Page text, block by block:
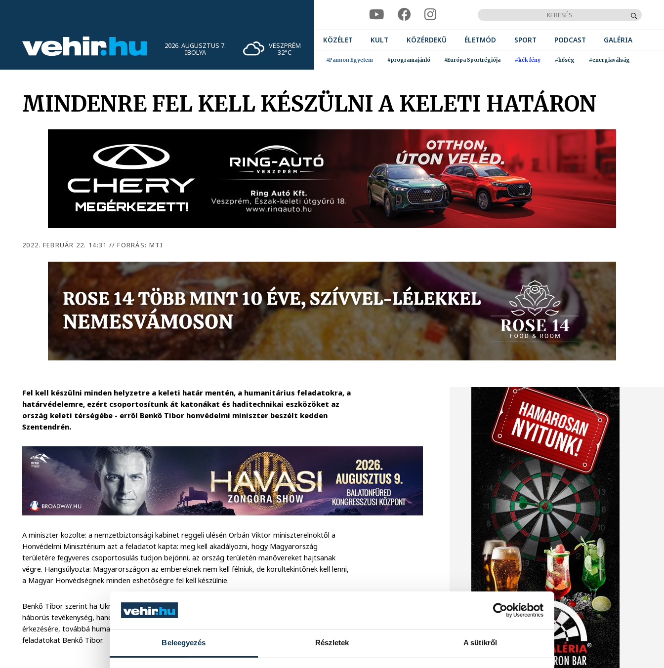
Beleegyezés Részletek A sütikről
2026. AUGUSZTUS 7.
IBOLYA
VESZPRÉM
32°C
KÖZÉLET KULT KÖZÉRDEKŰ ÉLETMÓD SPORT PODCAST GALÉRIA
#Pannon Egyetem #programajánló #Európa Sportrégiója #kék fény #hőség #energiaválság
MINDENRE FEL KELL KÉSZÜLNI A KELETI HATÁRON
2022. FEBRUÁR 22. 14:31 // FORRÁS: MTI
Fel kell készülni minden helyzetre a keleti határ mentén, a humanitárius feladatokra, a
határvédelemre, ezért csoportosítunk át katonákat és haditechnikai eszközöket az
ország keleti térségébe - erről Benkő Tibor honvédelmi miniszter beszélt kedden
Szentendrén.
A miniszter közölte: a nemzetbiztonsági kabinet reggeli ülésén Orbán Viktor miniszterelnöktől a
Honvédelmi Minisztérium azt a feladatot kapta: meg kell akadályozni, hogy Magyarország
területére fegyveres csoportosulás tudjon bejönni, az ország területén manővereket hajtsanak
végre. Hangsúlyozta: Magyarországon az embereknek nem kell félniük, de körültekintőnek kell lenni,
a Magyar Honvédségnek minden eshetőségre fel kell készülnie.
Benkő Tibor szerint ha Ukrajnában a helyzet eszkalálódik, nemcsak Ukrajna keleti részén lesz
háborús tevékenység, hanem az kiterjedhet Kijev, Kárpátalja irányába is. A határokon menekültek
érkezésére, továbbá humanitárius feladatokra is fel kell készülniük a katonáknak – ismertette a
feladatokat Benkő Tibor.